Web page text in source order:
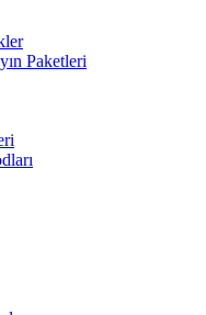
Paketleri